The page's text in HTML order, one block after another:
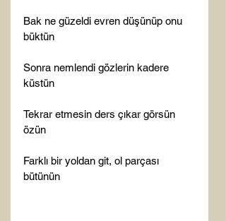
Bak ne güzeldi evren düşünüp onu
büktün
Sonra nemlendi gözlerin kadere
küstün
Tekrar etmesin ders çıkar görsün
özün
Farklı bir yoldan git, ol parçası
bütünün